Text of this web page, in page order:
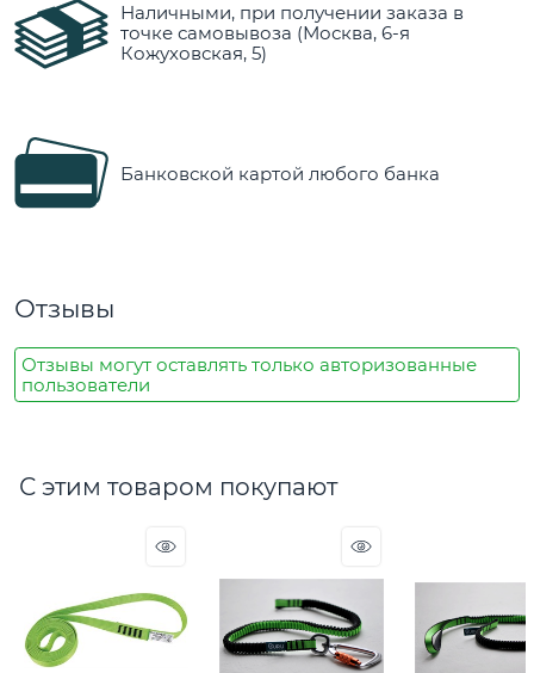
Наличными, при получении заказа в
точке самовывоза (Москва, 6-я
Кожуховская, 5)
Банковской картой любого банка
Отзывы
Отзывы могут оставлять только авторизованные
пользователи
С этим товаром покупают